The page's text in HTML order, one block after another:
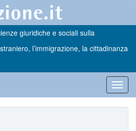
giuridiche e sociali sulla
l’immigrazione, la cittadinanza